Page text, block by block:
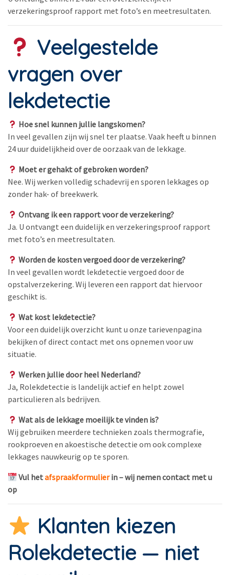
verzekeringsproof rapport met foto’s en meetresultaten.
Veelgestelde
vragen over
lekdetectie
Hoe snel kunnen jullie langskomen?
In veel gevallen zijn wij snel ter plaatse. Vaak heeft u binnen
24 uur duidelijkheid over de oorzaak van de lekkage.
Moet er gehakt of gebroken worden?
Nee. Wij werken volledig schadevrij en sporen lekkages op
zonder hak- of breekwerk.
Ontvang ik een rapport voor de verzekering?
Ja. U ontvangt een duidelijk en verzekeringsproof rapport
met foto’s en meetresultaten.
Worden de kosten vergoed door de verzekering?
In veel gevallen wordt lekdetectie vergoed door de
opstalverzekering. Wij leveren een rapport dat hiervoor
geschikt is.
Wat kost lekdetectie?
Voor een duidelijk overzicht kunt u onze tarievenpagina
bekijken of direct contact met ons opnemen voor uw
situatie.
Werken jullie door heel Nederland?
Ja, Rolekdetectie is landelijk actief en helpt zowel
particulieren als bedrijven.
Wat als de lekkage moeilijk te vinden is?
Wij gebruiken meerdere technieken zoals thermografie,
rookproeven en akoestische detectie om ook complexe
lekkages nauwkeurig op te sporen.
Vul hetafspraakformulierin – wij nemen contact met u
op
Klanten kiezen
Rolekdetectie — niet